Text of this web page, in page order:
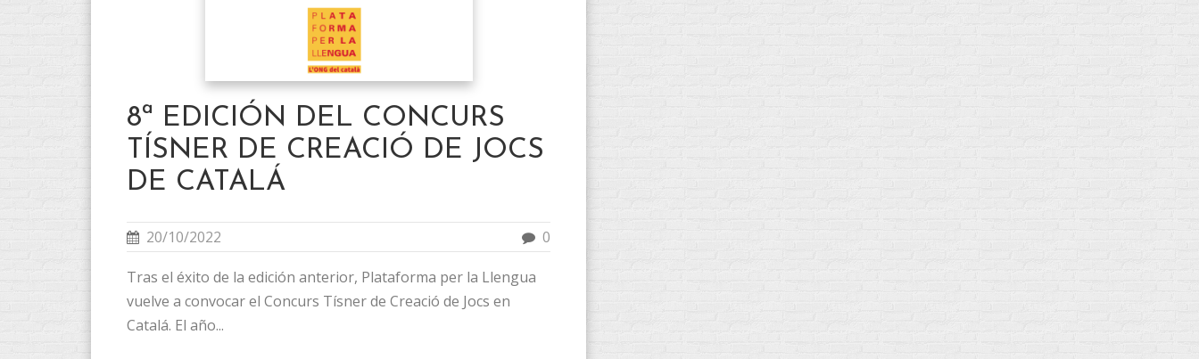
8ª EDICIÓN DEL CONCURS
TÍSNER DE CREACIÓ DE JOCS
DE CATALÁ
20/10/2022 0
Tras el éxito de la edición anterior, Plataforma per la Llengua
vuelve a convocar el Concurs Tísner de Creació de Jocs en
Catalá. El año...